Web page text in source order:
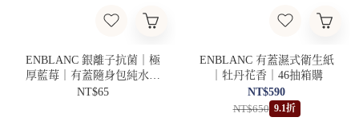
ENBLANC 銀離子抗菌｜極
厚藍莓｜有蓋隨身包純水濕
紙巾｜20抽
NT$65
ENBLANC 有蓋濕式衛生紙
｜牡丹花香｜46抽箱購
NT$590
NT$650 9.1折